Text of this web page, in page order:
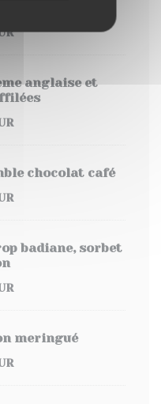
anglaise et
chocolat café
badiane, sorbet
meringué